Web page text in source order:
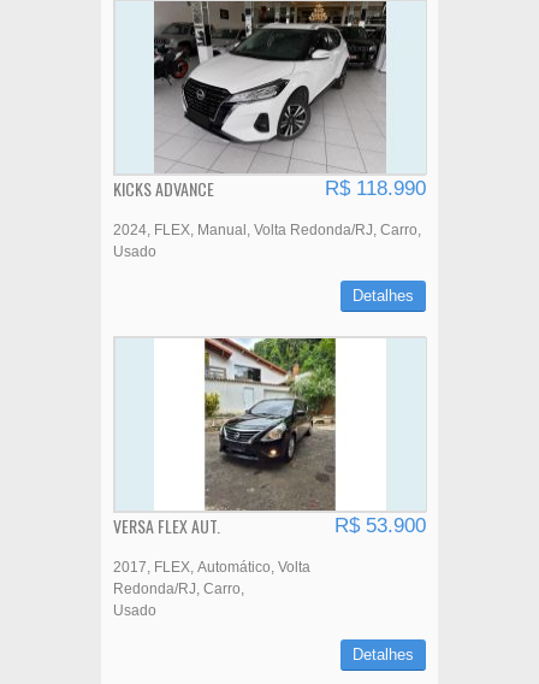
KICKS ADVANCE R$ 118.990
2024 FLEX Manual Volta Redonda/RJ Carro
Usado
Detalhes
VERSA FLEX AUT. R$ 53.900
2017 FLEX Automático Volta
Redonda/RJ Carro
Usado
Detalhes